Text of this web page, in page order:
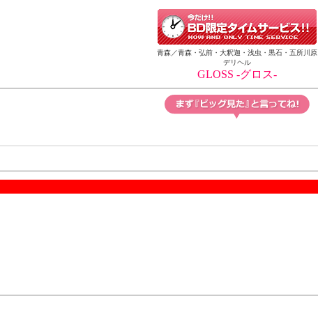
青森／青森・弘前・大釈迦・浅虫・黒石・五所川原
デリヘル
GLOSS -グロス-